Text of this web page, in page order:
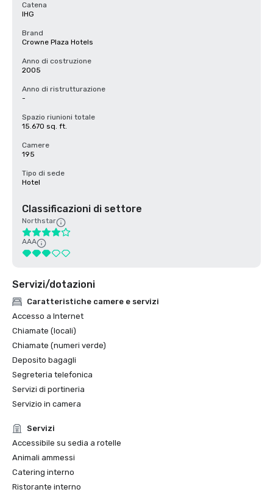
Catena
IHG
Brand
Crowne Plaza Hotels
Anno di costruzione
2005
Anno di ristrutturazione
-
Spazio riunioni totale
15.670 sq. ft.
Camere
195
Tipo di sede
Hotel
Classificazioni di settore
Northstar
AAA
Servizi/dotazioni
Caratteristiche camere e servizi
Accesso a Internet
Chiamate (locali)
Chiamate (numeri verde)
Deposito bagagli
Segreteria telefonica
Servizi di portineria
Servizio in camera
Servizi
Accessibile su sedia a rotelle
Animali ammessi
Catering interno
Ristorante interno